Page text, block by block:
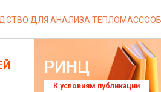
ДЛЯ АНАЛИЗА
РИНЦ
К условиям публикации